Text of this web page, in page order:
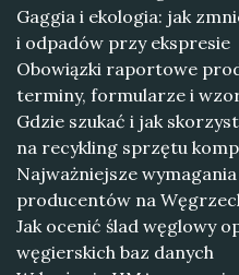
Gaggia i ekologia: jak
i odpadów przy ekspresie
Obowiązki raportowe
terminy, formularze i
Gdzie szukać i jak
na recykling sprzętu
Najważniejsze
producentów na
Jak ocenić ślad węglowy
węgierskich baz danych